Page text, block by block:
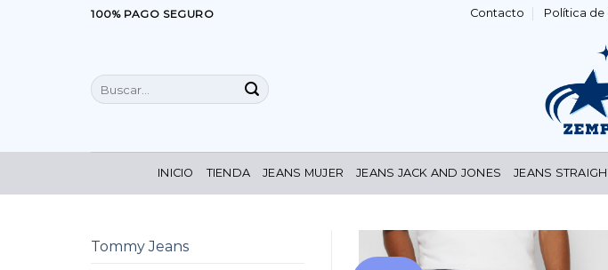
100% PAGO SEGURO Contacto Política de
Buscar
por:
INICIO TIENDA JEANS MUJER JEANS JACK AND JONES JEANS
Tommy Jeans